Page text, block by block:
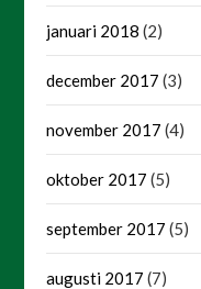
januari 2018 (2)
december 2017 (3)
november 2017 (4)
oktober 2017 (5)
september 2017 (5)
augusti 2017 (7)